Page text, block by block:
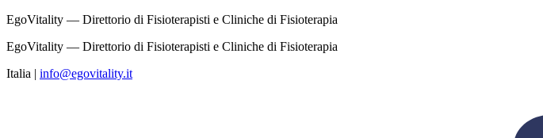
EgoVitality — Direttorio di Fisioterapisti e Cliniche di Fisioterapia
EgoVitality — Direttorio di Fisioterapisti e Cliniche di Fisioterapia
Italia | info@egovitality.it